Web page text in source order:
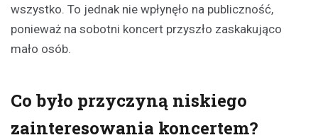
wszystko. To jednak nie wpłynęło na publiczność,
ponieważ na sobotni koncert przyszło zaskakująco
mało osób.
Co było przyczyną niskiego
zainteresowania koncertem?